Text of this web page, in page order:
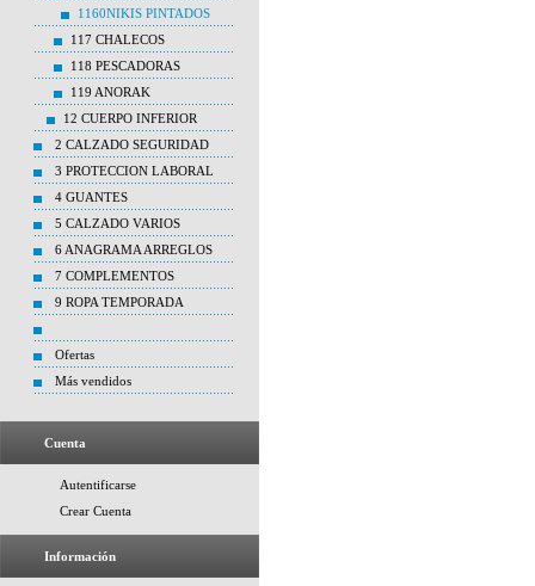
1160NIKIS PINTADOS
117 CHALECOS
118 PESCADORAS
119 ANORAK
12 CUERPO INFERIOR
2 CALZADO SEGURIDAD
3 PROTECCION LABORAL
4 GUANTES
5 CALZADO VARIOS
6 ANAGRAMA ARREGLOS
7 COMPLEMENTOS
9 ROPA TEMPORADA
Ofertas
Más vendidos
Cuenta
Autentificarse
Crear Cuenta
Información